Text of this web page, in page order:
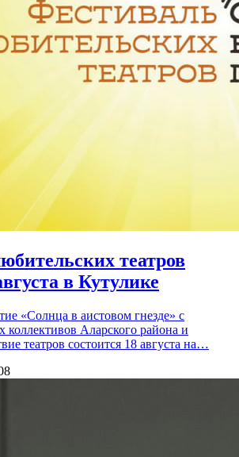
театров
в Кутулике
«Солнца в аистовом гнезде» с
коллективов Аларского района и
театров состоится 18 августа на…